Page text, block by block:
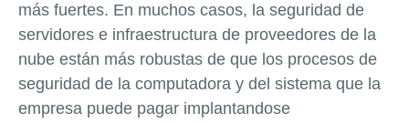
más fuertes. En muchos casos, la seguridad de
servidores e infraestructura de proveedores de la
nube están más robustas de que los procesos de
seguridad de la computadora y del sistema que la
empresa puede pagar implantandose